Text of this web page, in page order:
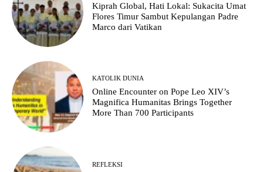
Kiprah Global, Hati Lokal: Sukacita Umat
Flores Timur Sambut Kepulangan Padre
Marco dari Vatikan
KATOLIK DUNIA
Online Encounter on Pope Leo XIV’s
Magnifica Humanitas Brings Together
More Than 700 Participants
REFLEKSI